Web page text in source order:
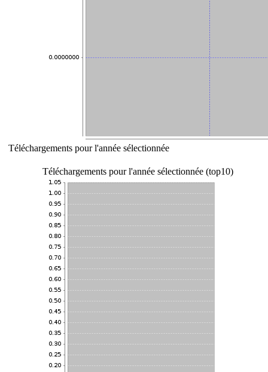
Téléchargements pour l'année sélectionnée
Téléchargements pour l'année sélectionnée (top10)